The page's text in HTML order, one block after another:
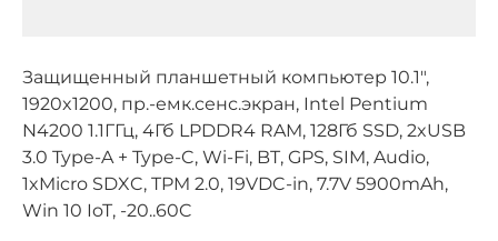
Защищенный планшетный компьютер 10.1",
1920x1200, пр.-емк.сенс.экран, Intel Pentium
N4200 1.1ГГц, 4Гб LPDDR4 RAM, 128Гб SSD, 2xUSB
3.0 Type-A + Type-C, Wi-Fi, BT, GPS, SIM, Audio,
1xMicro SDXC, TPM 2.0, 19VDC-in, 7.7V 5900mAh,
Win 10 IoT, -20..60C